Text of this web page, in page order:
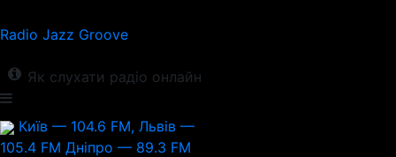
Radio Jazz Groove
Як слухати радіо онлайн
Київ — 104.6 FM, Львів —
105.4 FM Дніпро — 89.3 FM